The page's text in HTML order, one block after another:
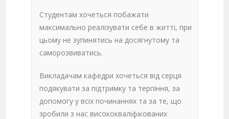
Студентам хочеться побажати
максимально реалізувати себе в житті, при
цьому не зупинятись на досягнутому та
саморозвиватись.
Викладачам кафедри хочеться від серця
подякувати за підтримку та терпіння, за
допомогу у всіх починаннях та за те, що
зробили з нас висококваліфікованих